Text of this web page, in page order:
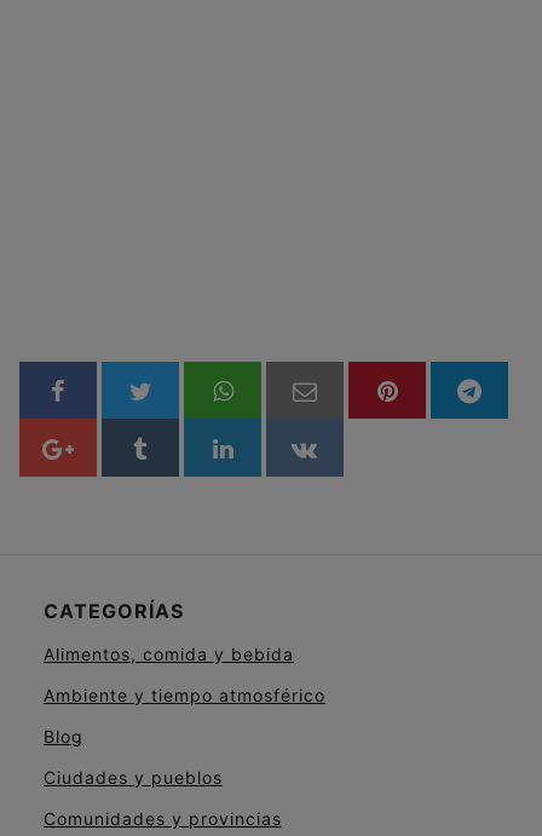
CATEGORÍAS
Alimentos, comida y bebida
Ambiente y tiempo atmosférico
Blog
Ciudades y pueblos
Comunidades y provincias